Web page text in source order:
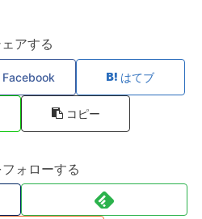
アする
Facebook はてブ
コピー
ォローする